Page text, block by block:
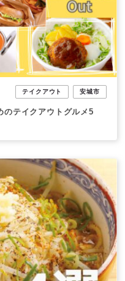
テイクアウト 安城市
のテイクアウトグルメ5